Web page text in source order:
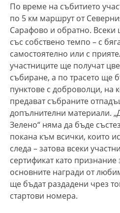
По време на събитието
по 5 км маршрут от
Сарафово и обратно.
със собствено темпо – с
самостоятелно или с
участниците ще получат
събиране, а по трасето ще
пунктове с доброволци, на
предават събраните
допълнителни материали.
Зелено“ няма да бъде
покана към всички, които
следа – затова всеки
сертификат като признание
основните награди от
ще бъдат раздадени чрез
стартови номера.